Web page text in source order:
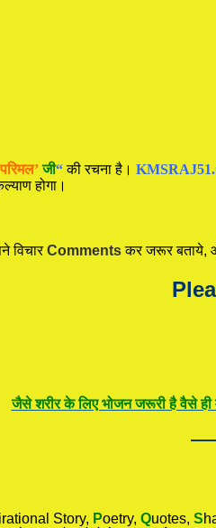
जी“की रचना है।
होगा।
विचारCommentsकर जरूर बताये,
जैसे शरीर के लिए भोजन जरूरी है वैसे ही
Story, Poetry, Quotes, S